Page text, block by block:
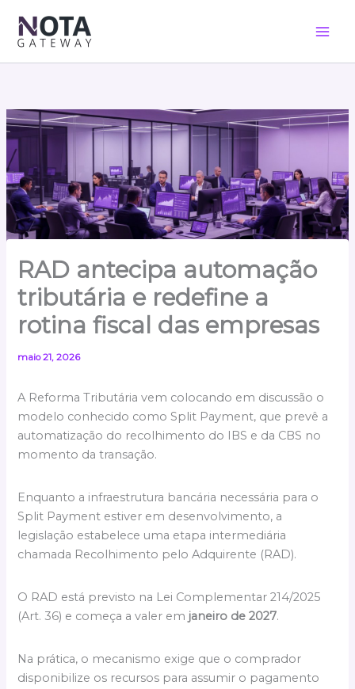
para
conteúdo
RAD antecipa automação
tributária e redefine a
rotina fiscal das empresas
maio 21, 2026
A Reforma Tributária vem colocando em discussão o
modelo conhecido como Split Payment, que prevê a
automatização do recolhimento do IBS e da CBS no
momento da transação.
Enquanto a infraestrutura bancária necessária para o
Split Payment estiver em desenvolvimento, a
legislação estabelece uma etapa intermediária
chamada Recolhimento pelo Adquirente (RAD).
O RAD está previsto na Lei Complementar 214/2025
(Art. 36) e começa a valer em janeiro de 2027.
Na prática, o mecanismo exige que o comprador
disponibilize os recursos para assumir o pagamento